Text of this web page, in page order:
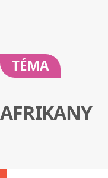
TÉMA
AFRIKANY